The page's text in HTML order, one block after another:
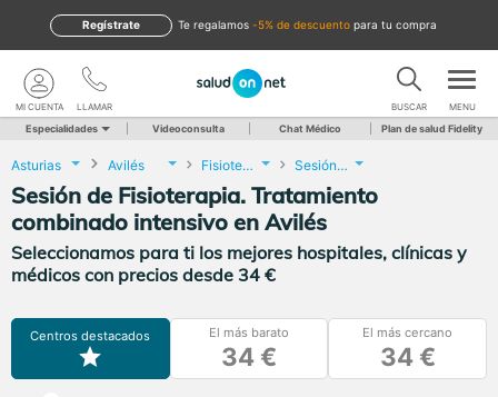
te regalamos -5% de descuento para tu compra
Regístrate
LLAMAR
MI CUENTA BUSCAR MENU
Especialidades Videoconsulta Chat Médico Plan de salud Fidelity
Asturias Avilés Fisioterapia Sesión de Fisioterapia. Tratamiento combinado intensivo
Sesión de Fisioterapia. Tratamiento
combinado intensivo en Avilés
Seleccionamos para ti los mejores hospitales, clínicas y
médicos con precios desde 34 €
Centros destacados El más barato
34 €
El más cercano
34 €